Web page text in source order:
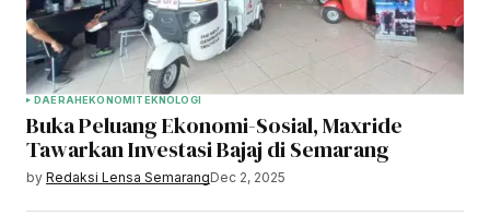
DAERAHEKONOMITEKNOLOGI
Buka Peluang Ekonomi-Sosial, Maxride
Tawarkan Investasi Bajaj di Semarang
by Redaksi Lensa SemarangDec 2, 2025